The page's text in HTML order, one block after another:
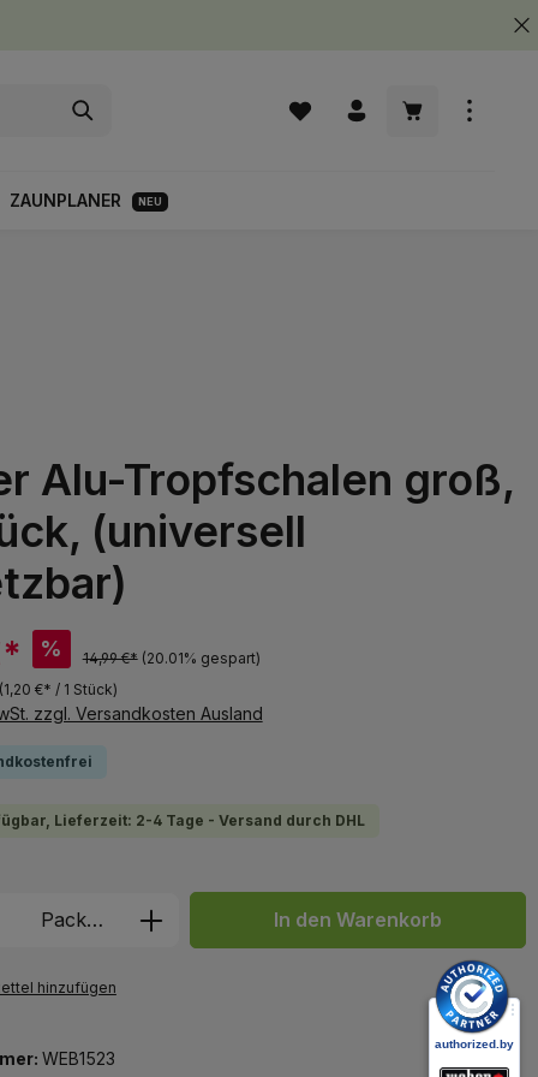
Warenkorb
ZAUNPLANER NEU
Alu-Tropfschalen groß,
(universell
% 14,99 €* (20.01% gespart)
(1,20 €* / 1 Stück)
zzgl. Versandkosten Ausland
Lieferzeit: 2-4 Tage - Versand durch DHL
Anzahl: Gib den gewünschten Wert
Packung In den Warenkorb
hinzufügen
WEB1523